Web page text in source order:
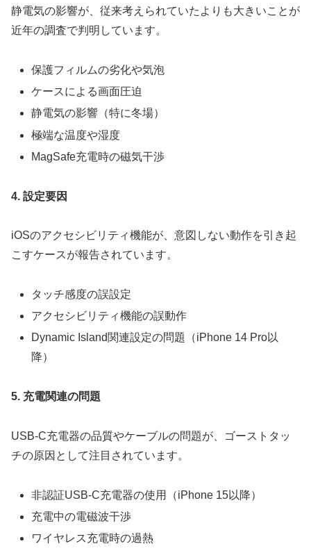
静電気の影響が、従来考えられていたよりも大きいことが
近年の調査で判明しています。
保護フィルムの劣化や気泡
ケースによる画面圧迫
静電気の影響（特に冬場）
極端な温度や湿度
MagSafe充電時の磁気干渉
4. 設定要因
iOSのアクセシビリティ機能が、意図しない動作を引き起
こすケースが報告されています。
タッチ感度の誤設定
アクセシビリティ機能の誤動作
Dynamic Island関連設定の問題（iPhone 14 Pro以
降）
5. 充電関連の問題
USB-C充電器の品質やケーブルの問題が、ゴーストタッ
チの原因として注目されています。
非認証USB-C充電器の使用（iPhone 15以降）
充電中の電磁波干渉
ワイヤレス充電時の過熱